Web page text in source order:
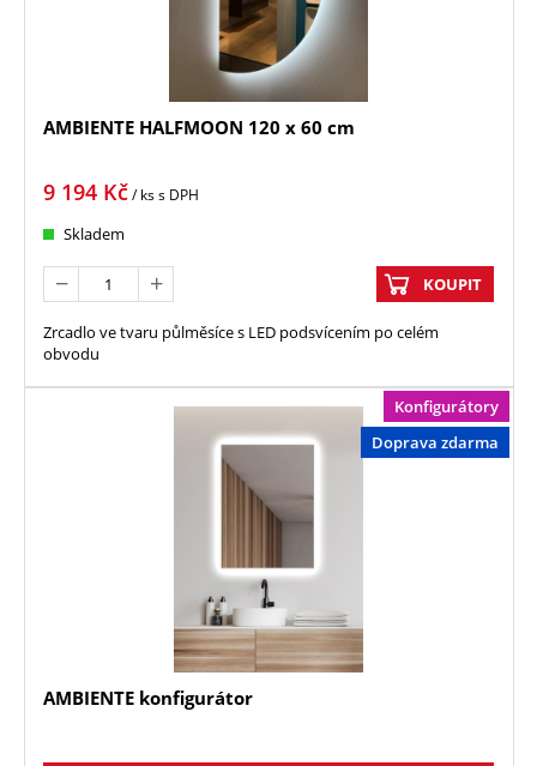
AMBIENTE HALFMOON 120 x 60 cm
9 194 Kč/ kss DPH
Skladem
KOUPIT
Zrcadlo ve tvaru půlměsíce s LED podsvícením po celém
obvodu
Konfigurátory
Doprava zdarma
AMBIENTE konfigurátor